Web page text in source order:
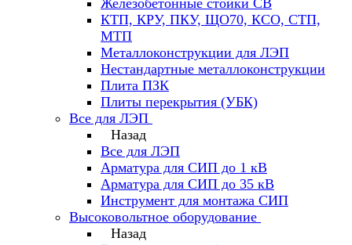
Железобетонные стойки СВ
КТП, КРУ, ПКУ, ЩО70, КСО, СТП,
МТП
Металлоконструкции для ЛЭП
Нестандартные металлоконструкции
Плита ПЗК
Плиты перекрытия (УБК)
Все для ЛЭП
Назад
Все для ЛЭП
Арматура для СИП до 1 кВ
Арматура для СИП до 35 кВ
Инструмент для монтажа СИП
Высоковольтное оборудование
Назад